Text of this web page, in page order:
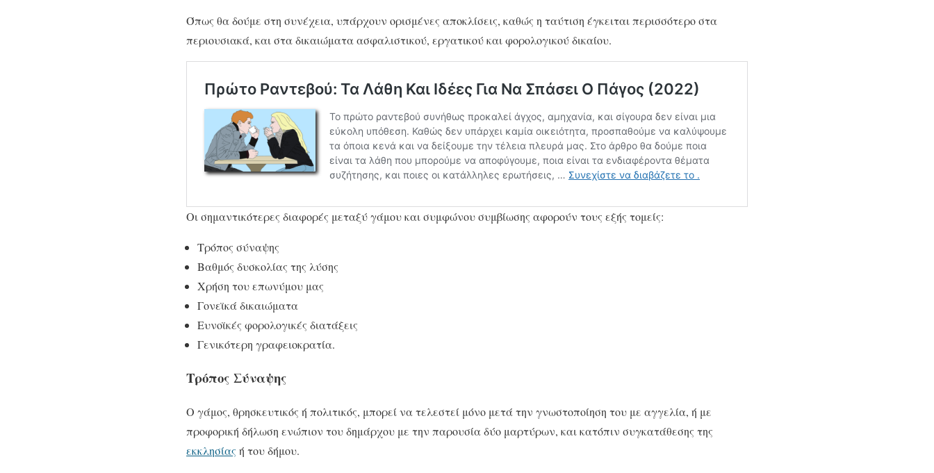
Όπως θα δούμε στη συνέχεια, υπάρχουν ορισμένες αποκλίσεις, καθώς η ταύτιση έγκειται περισσότερο στα
περιουσιακά, και στα δικαιώματα ασφαλιστικού, εργατικού και φορολογικού δικαίου.
Οι σημαντικότερες διαφορές μεταξύ γάμου και συμφώνου συμβίωσης αφορούν τους εξής τομείς:
Τρόπος σύναψης
Βαθμός δυσκολίας της λύσης
Χρήση του επωνύμου μας
Γονεϊκά δικαιώματα
Ευνοϊκές φορολογικές διατάξεις
Γενικότερη γραφειοκρατία.
Τρόπος Σύναψης
Ο γάμος, θρησκευτικός ή πολιτικός, μπορεί να τελεστεί μόνο μετά την γνωστοποίηση του με αγγελία, ή με
προφορική δήλωση ενώπιον του δημάρχου με την παρουσία δύο μαρτύρων, και κατόπιν συγκατάθεσης της
εκκλησίας ή του δήμου.